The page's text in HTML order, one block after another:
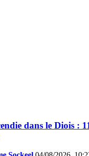
dans le Diois :